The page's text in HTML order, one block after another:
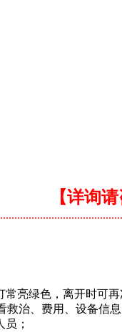
【详询
亮绿色，离开时可再
治、费用、设备信息
；